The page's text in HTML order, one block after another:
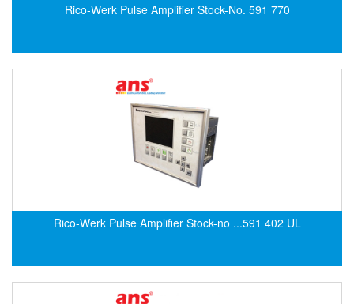
ELVEM Vietnam
Emotron
Endress+Hauser
Enensys Vietnam
Rico-Werk Pulse Amplifier Stock-No. 591 770
Rico-Werk Pulse Amplifier Stock-no ...591 402 UL